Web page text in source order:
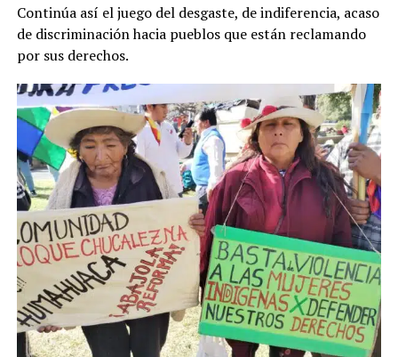
Continúa así el juego del desgaste, de indiferencia, acaso
de discriminación hacia pueblos que están reclamando
por sus derechos.